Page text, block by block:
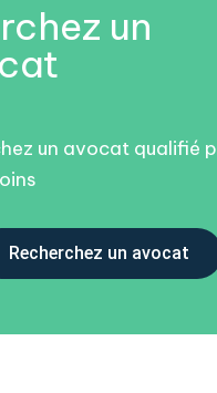
un
un avocat qualifié
Recherchez un avocat